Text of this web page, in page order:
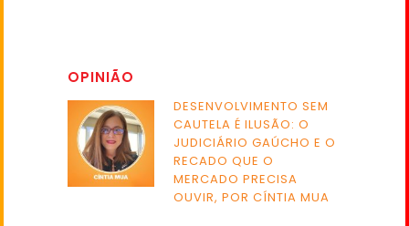
OPINIÃO
DESENVOLVIMENTO SEM
CAUTELA É ILUSÃO: O
JUDICIÁRIO GAÚCHO E O
RECADO QUE O
MERCADO PRECISA
OUVIR, POR CÍNTIA MUA